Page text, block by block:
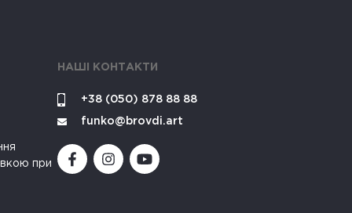
при
НАШІ КОНТАКТИ
+38 (050) 878 88 88
funko@brovdi.art